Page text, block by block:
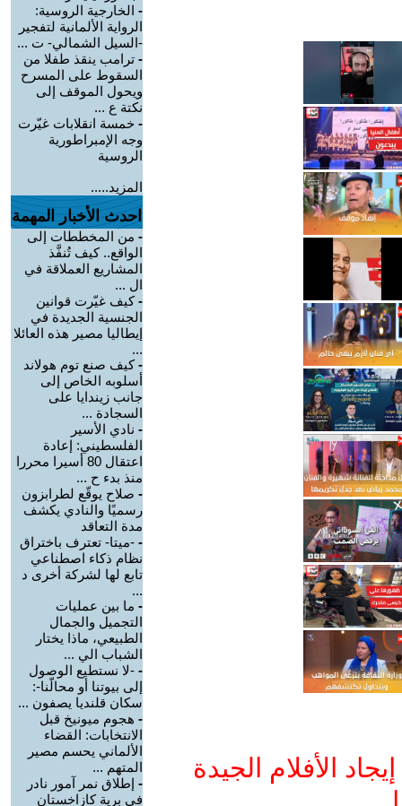
الأفلام الجيدة
- الخارجية الروسية:
الرواية الألمانية لتفجير
-السيل الشمالي- ت ...
- ترامب ينقذ طفلا من
السقوط على المسرح
ويحول الموقف إلى
نكتة ع ...
- خمسة انقلابات غيّرت
وجه الإمبراطورية
الروسية
المزيد.....
احدث الأخبار المهمة
- من المخططات إلى
الواقع.. كيف تُنفَّذ
المشاريع العملاقة في
ال ...
-كيف غيّرت قوانين
الجنسية الجديدة في
إيطاليا مصير هذه العائلا
...
-كيف صنع توم هولاند
أسلوبه الخاص إلى
جانب زيندايا على
السجادة ...
- نادي الأسير
الفلسطيني: إعادة
اعتقال 80 أسيرا محررا
منذ بدء ح ...
- صلاح يوقّع لطرابزون
رسميًا والنادي يكشف
مدة التعاقد
- -ميتا- تعترف باختراق
نظام ذكاء اصطناعي
تابع لها لشركة أخرى د
...
- ما بين عمليات
التجميل والجمال
الطبيعي، ماذا يختار
الشباب الي ...
- -لا نستطيع الوصول
إلى بيوتنا أو محالّنا-:
سكان قلنديا يصفون ...
- هجوم ميونيخ قبل
الانتخابات: القضاء
الألماني يحسم مصير
المتهم ...
- إطلاق نمر آمور نادر
في برية كازاخستان